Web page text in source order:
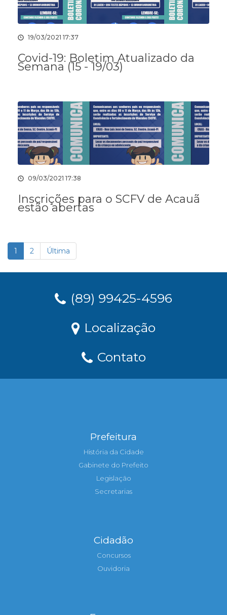
19/03/2021 17:37
Covid-19: Boletim Atualizado da
Semana (15 - 19/03)
09/03/2021 17:38
Inscrições para o SCFV de Acauã
estão abertas
1 2 Última
(89) 99425-4596
Localização
Contato
Prefeitura
História da Cidade
Gabinete do Prefeito
Legislação
Secretarias
Cidadão
Concursos
Ouvidoria